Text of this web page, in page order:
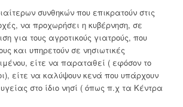
συνθηκών που επικρατούν στις
να προχωρήσει η κυβέρνηση, σε
για τους αγροτικούς γιατρούς, που
και υπηρετούν σε νησιωτικές
είτε να παραταθεί ( εφόσον το
είτε να καλύψουν κενά που υπάρχουν
στο ίδιο νησί ( όπως π.χ τα Κέντρα